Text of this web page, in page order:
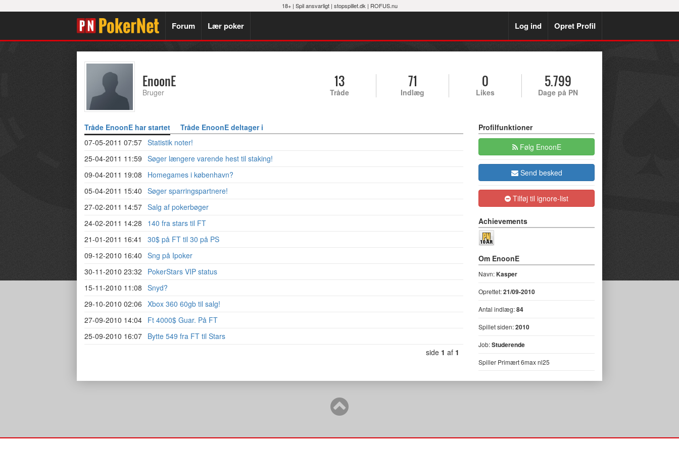
18+ | Spil ansvarligt| stopspillet.dk | ROFUS.nu
Forum Lær poker Log ind Opret Profil
EnoonE
Bruger
13
Tråde
71
Indlæg
0
Likes
5.799
Dage på PN
Tråde EnoonE har startet
Tråde EnoonE deltager i
07-05-2011 07:57 Statistik noter!
25-04-2011 11:59 Søger længere varende hest til staking!
09-04-2011 19:08
Homegames i københavn?
05-04-2011 15:40 Søger sparringspartnere!
27-02-2011 14:57 Salg af pokerbøger
24-02-2011 14:28
140 fra stars til FT
21-01-2011 16:41
30$ på FT til 30 på PS
09-12-2010 16:40 Sng på Ipoker
30-11-2010 23:32
PokerStars VIP status
15-11-2010 11:08 Snyd?
29-10-2010 02:06 Xbox 360 60gb til salg!
27-09-2010 14:04 Ft 4000$ Guar. På FT
25-09-2010 16:07 Bytte 549 fra FT til Stars
side 1 af 1
Profilfunktioner
Følg EnoonE
Send besked
Tilføj til ignore-list
Achievements
Om EnoonE
Navn:Kasper
Oprettet:21/09-2010
Antal indlæg:84
Spillet siden:2010
Job:Studerende
Spiller Primært 6max nl25